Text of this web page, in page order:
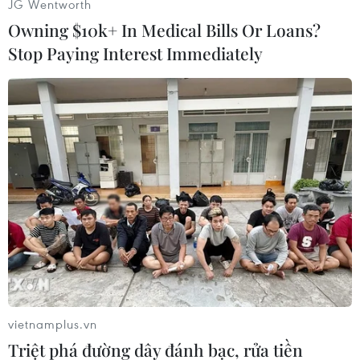
#Robert Mugabe #Bầu cử #Gian lận
#Phe đối lập
Zimbabwe
JG Wentworth
Owning $10k+ In Medical Bills Or Loans?
Stop Paying Interest Immediately
vietnamplus.vn
Triệt phá đường dây đánh bạc, rửa tiền